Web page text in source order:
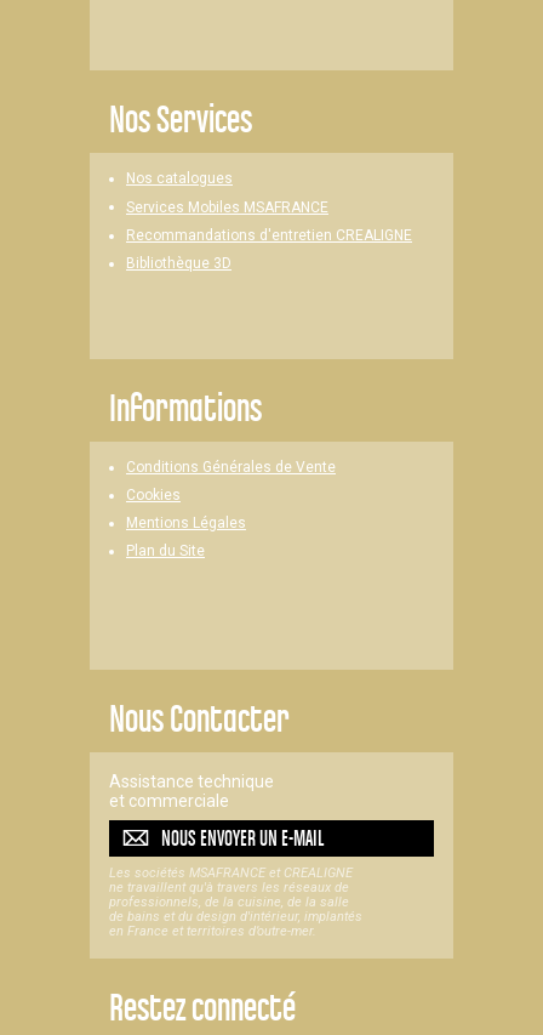
Nos Services
Nos catalogues
Services Mobiles MSAFRANCE
Recommandations d'entretien CREALIGNE
Bibliothèque 3D
Informations
Conditions Générales de Vente
Cookies
Mentions Légales
Plan du Site
Nous Contacter
Assistance technique
et commerciale
NOUS ENVOYER UNE-MAIL
Les sociétés MSAFRANCE et CREALIGNE
ne travaillent qu'à travers les réseaux de
professionnels, de la cuisine, de la salle
de bains et du design d'intérieur, implantés
en France et territoires d’outre-mer.
Restez connecté